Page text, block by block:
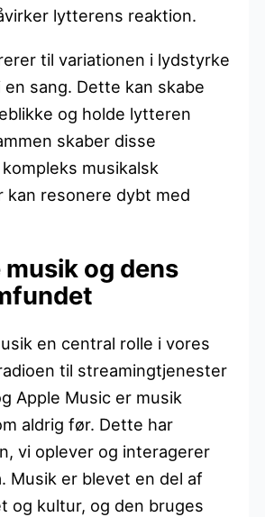
lytterens reaktion.
til variationen i lydstyrke
sang. Dette kan skabe
og holde lytteren
skaber disse
musikalsk
kan resonere dybt med
og dens
en central rolle i vores
til streamingtjenester
Apple Music er musik
aldrig før. Dette har
vi oplever og interagerer
Musik er blevet en del af
og kultur, og den bruges